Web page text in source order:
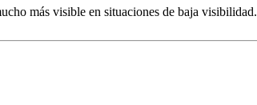
más visible en situaciones de baja visibilidad.